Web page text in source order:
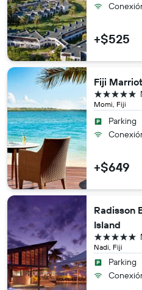
+$525
Fiji
Momi, Fiji
5 estrellas
Parking
+$649
Radisson
Island
Nadi, Fiji
5 estrellas
Parking